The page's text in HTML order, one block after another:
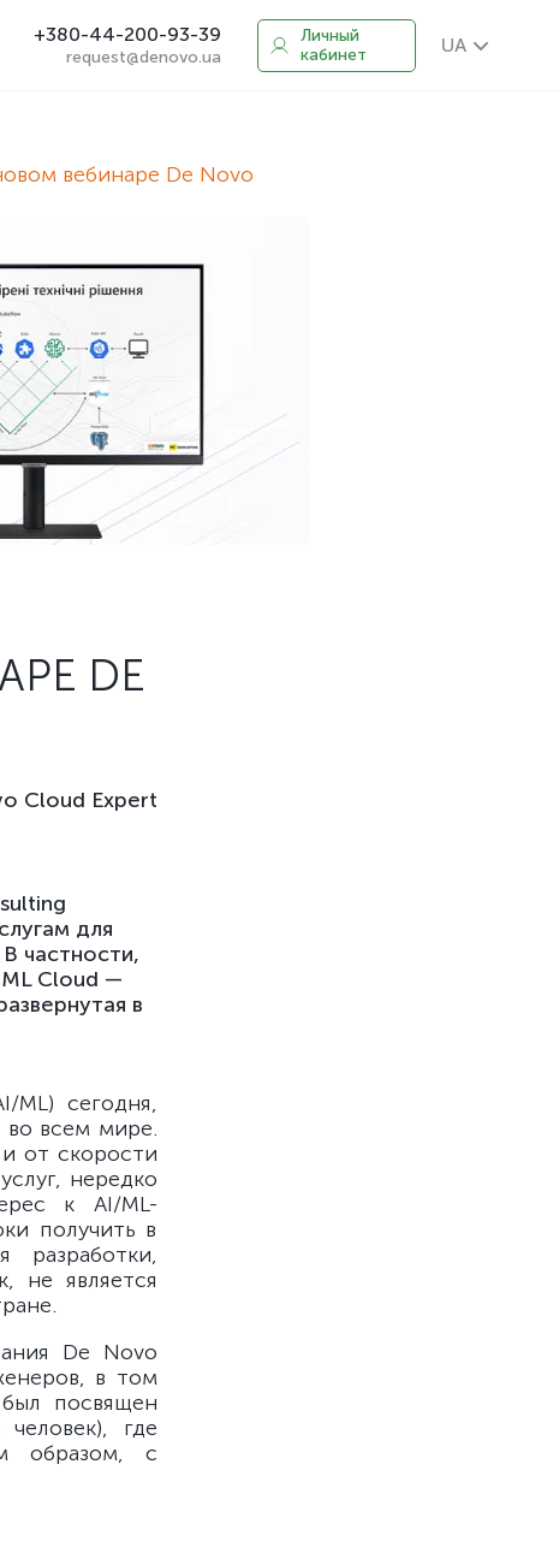
+380-44-200-93-39
request@denovo.ua
Личный
кабинет
UA
вебинаре De Novo
DE
Cloud Expert
для
частности,
Cloud —
в
ML) сегодня,
во всем мире.
от скорости
нередко
к AI/ML-
получить в
не является
De Novo
в том
посвящен
где
образом, с